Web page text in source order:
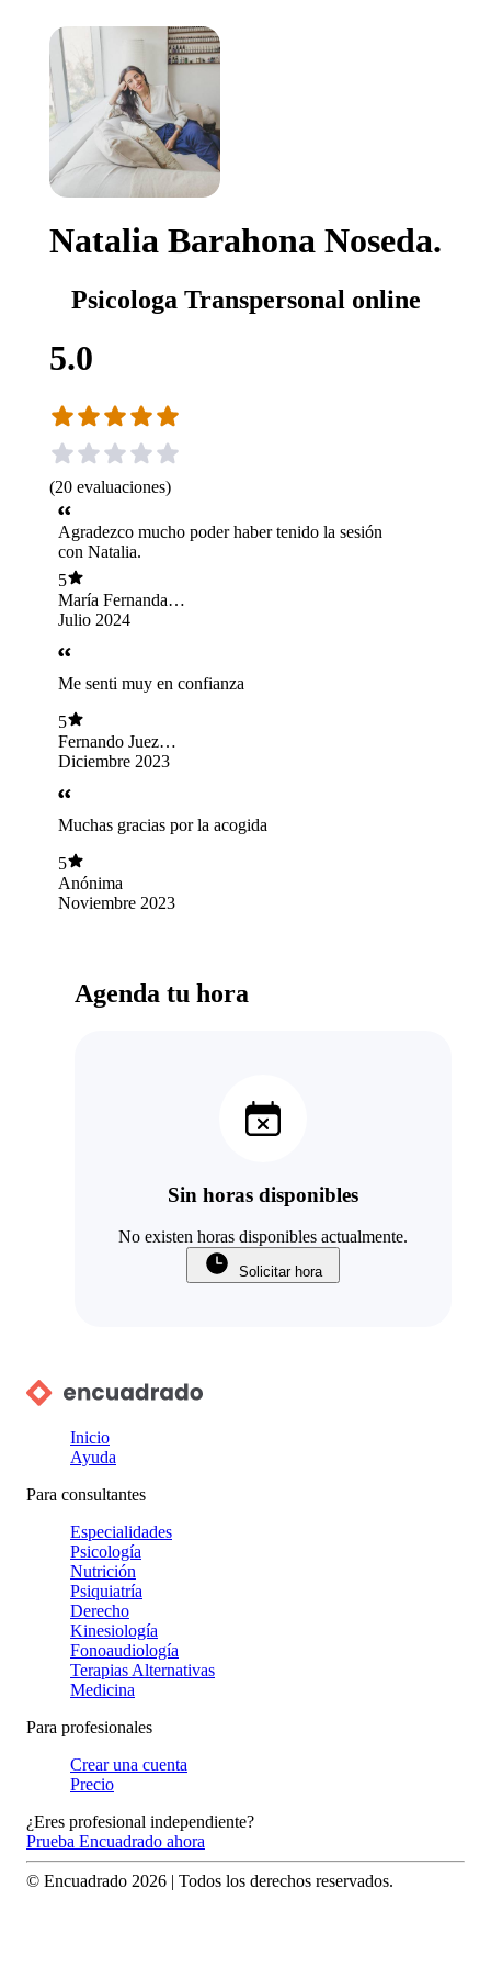
Natalia Barahona Noseda.
Psicologa Transpersonal online
5.0
(20 evaluaciones)
Agradezco mucho poder haber tenido la sesión
con Natalia.
5
María Fernanda
Oporto Sutherland
Julio 2024
Me senti muy en confianza
5
Fernando Juez
Correa
Diciembre 2023
Muchas gracias por la acogida
5
Anónima
Noviembre 2023
Agenda tu hora
Sin horas disponibles
No existen horas disponibles actualmente.
Solicitar hora
Inicio
Ayuda
Para consultantes
Especialidades
Psicología
Nutrición
Psiquiatría
Derecho
Kinesiología
Fonoaudiología
Terapias Alternativas
Medicina
Para profesionales
Crear una cuenta
Precio
¿Eres profesional independiente?
Prueba Encuadrado ahora
© Encuadrado 2026 | Todos los derechos reservados.